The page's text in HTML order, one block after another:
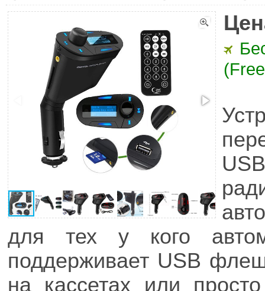
для тех у кого
поддерживает USB
на кассетах или